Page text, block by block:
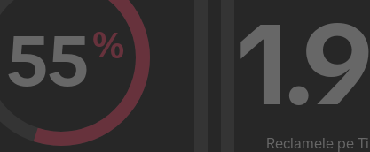
55%
Reclamele pe